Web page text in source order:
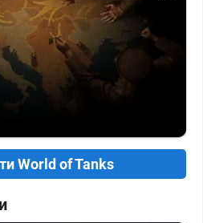
World of Tanks